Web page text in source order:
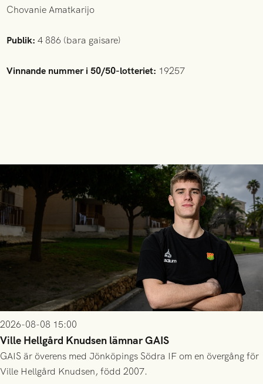
Chovanie Amatkarijo
Publik: 4 886 (bara gaisare)
Vinnande nummer i 50/50-lotteriet: 19257
2026-08-08 15:00
Ville Hellgård Knudsen lämnar GAIS
GAIS är överens med Jönköpings Södra IF om en övergång för
Ville Hellgård Knudsen, född 2007.